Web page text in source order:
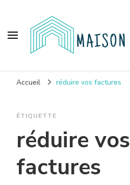
Accueil réduire vos factures
ÉTIQUETTE
réduire vos
factures